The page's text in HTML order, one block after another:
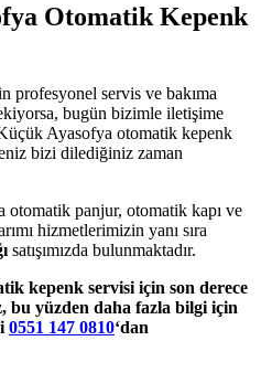
Otomatik Kepenk
profesyonel servis ve bakıma
bugün bizimle iletişime
Ayasofya otomatik kepenk
bizi dilediğiniz zaman
otomatik panjur, otomatik kapı ve
hizmetlerimizin yanı sıra
satışımızda bulunmaktadır.
kepenk servisi için son derece
bu yüzden daha fazla bilgi için
0551 147 0810‘dan